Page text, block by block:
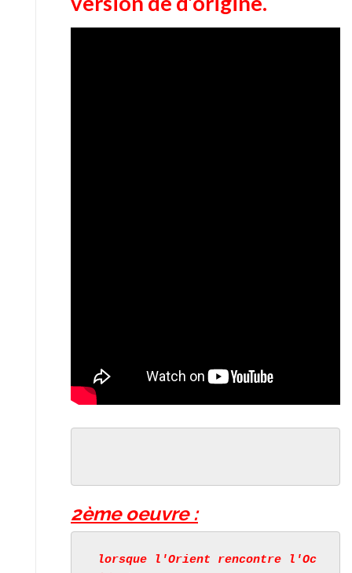
2ème oeuvre :
lorsque l'Orient rencontre l'Oc